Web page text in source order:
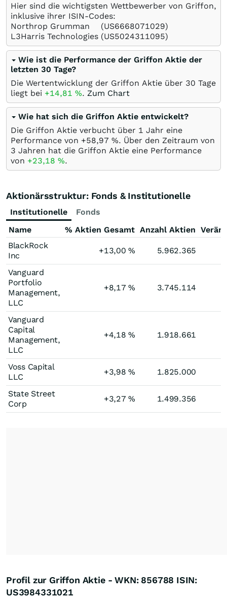
Hier sind die wichtigsten Wettbewerber von Griffon,
inklusive ihrer ISIN-Codes:
Northrop Grumman
(US6668071029)
L3Harris Technologies (US5024311095)
Wie ist die Performance der Griffon Aktie der
letzten 30 Tage?
Die Wertentwicklung der Griffon Aktie über 30 Tage
liegt bei +14,81 %. Zum Chart
Wie hat sich die Griffon Aktie entwickelt?
Die Griffon Aktie verbucht über 1 Jahr eine
Performance von +58,97 %. Über den Zeitraum von
3 Jahren hat die Griffon Aktie eine Performance
von +23,18 %.
Aktionärsstruktur: Fonds & Institutionelle
Institutionelle
Fonds
Name
% Aktien Gesamt Anzahl Aktien
BlackRock
Inc
+13,00% 5.962.365
Vanguard
Portfolio
Management,
LLC
+8,17% 3.745.114
Vanguard
Capital
Management,
LLC
+4,18% 1.918.661
Voss Capital
LLC
+3,98% 1.825.000
State Street
Corp
+3,27% 1.499.356
Profil zur Griffon Aktie - WKN: 856788 ISIN:
US3984331021